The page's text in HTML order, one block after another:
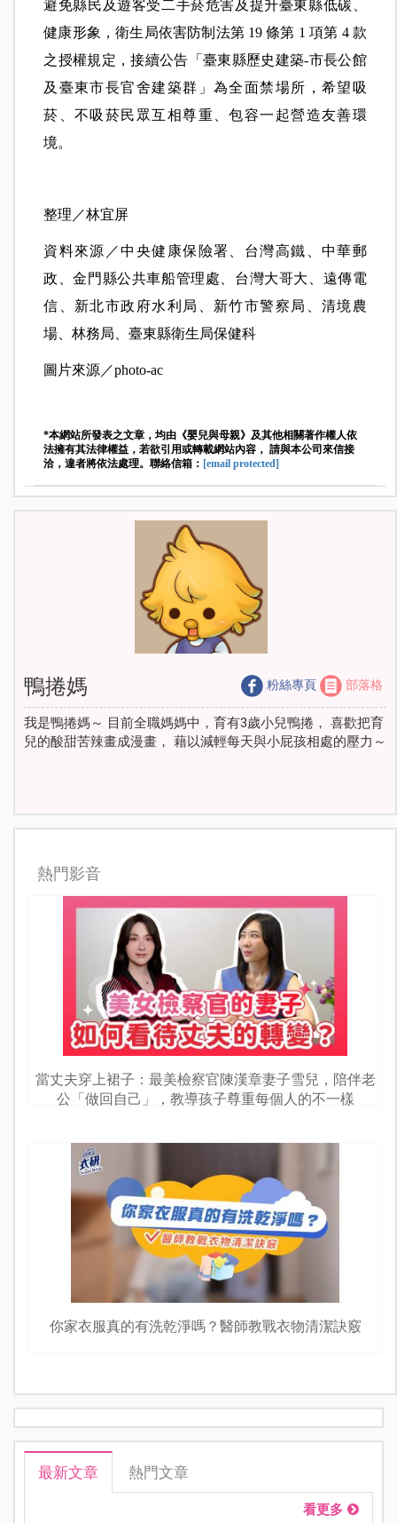
避免縣民及遊客受二手菸危害及提升臺東縣低碳、
健康形象，衛生局依害防制法第 19 條第 1 項第 4 款
之授權規定，接續公告「臺東縣歷史建築-市長公館
及臺東市長官舍建築群」為全面禁場所，希望吸
菸、不吸菸民眾互相尊重、包容一起營造友善環
境。
整理／林宜屏
資料來源／中央健康保險署、台灣高鐵、中華郵
政、金門縣公共車船管理處、台灣大哥大、遠傳電
信、新北市政府水利局、新竹市警察局、清境農
場、林務局、臺東縣衛生局保健科
圖片來源／photo-ac
*本網站所發表之文章，均由《嬰兒與母親》及其他相關著作權人依
法擁有其法律權益，若欲引用或轉載網站內容， 請與本公司來信接
洽，違者將依法處理。聯絡信箱： [email protected]
鴨捲媽 粉絲專頁 部落格
我是鴨捲媽～ 目前全職媽媽中，育有3歲小兒鴨捲， 喜歡把育
兒的酸甜苦辣畫成漫畫， 藉以減輕每天與小屁孩相處的壓力～
熱門影音
當丈夫穿上裙子：最美檢察官陳漢章妻子雪兒，陪伴老
公「做回自己」，教導孩子尊重每個人的不一樣
你家衣服真的有洗乾淨嗎？醫師教戰衣物清潔訣竅
最新文章 熱門文章
看更多